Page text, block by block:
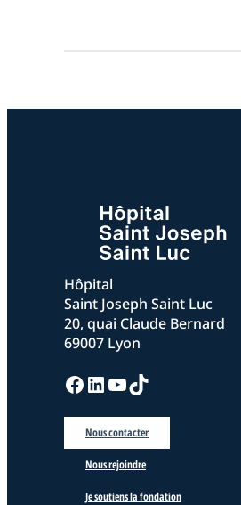
Hôpital
Saint Joseph Saint Luc
20, quai Claude Bernard
69007 Lyon
Facebook LinkedIn YouTube TikTok
Nous contacter
Nous rejoindre
Je soutiens la fondation